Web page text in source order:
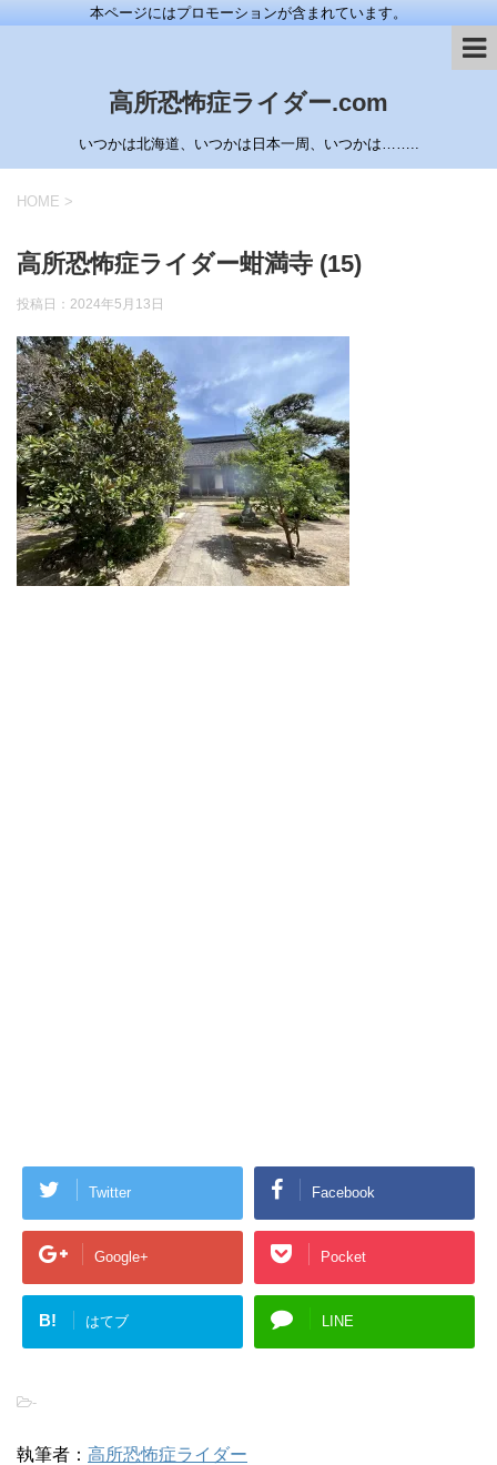
本ページにはプロモーションが含まれています。
高所恐怖症ライダー.com
いつかは北海道、いつかは日本一周、いつかは……..
HOME >
高所恐怖症ライダー蚶満寺 (15)
投稿日： 2024年5月13日
Twitter Facebook
Google+ Pocket
B! はてブ LINE
-
執筆者： 高所恐怖症ライダー